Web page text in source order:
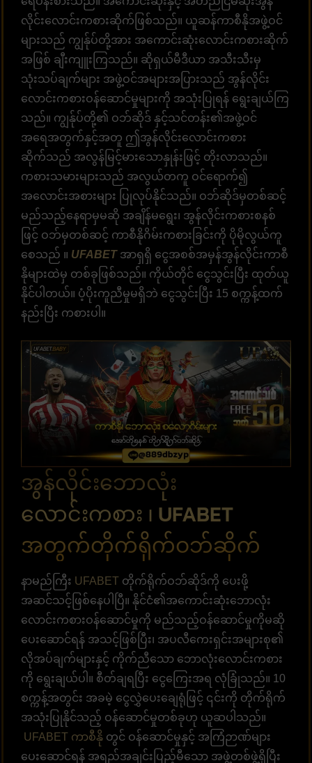
လိုင်းလောင်းကစားဆိုက်ဖြစ်သည်။ ယူဆန်ကာစီနိုအဖွဲ့ဝင်
များသည် ကျွန်ုပ်တို့အား အကောင်းဆုံးလောင်းကစားဆိုက်
အဖြစ် ချီးကျူးကြသည်။ ဆိုရှယ်မီဒီယာ အသီးသီးမှ
သုံးသပ်ချက်များ အဖွဲ့ဝင်အများအပြားသည် အွန်လိုင်း
လောင်းကစားဝန်ဆောင်မှုများကို အသုံးပြုရန် ရွေးချယ်ကြ
သည်။ ကျွန်ုပ်တို့၏ ဝဘ်ဆိုဒ် နှင့်သင်တန်း၏အဖွဲ့ဝင်
အရေအတွက်နှင့်အတူ ဤအွန်လိုင်းလောင်းကစား
ဆိုက်သည် အလွန်မြင့်မားသောနှုန်းဖြင့် တိုးလာသည်။
ကစားသမားများသည် အလွယ်တကူ ဝင်ရောက်၍
အလောင်းအစားများ ပြုလုပ်နိုင်သည်။ ဝဘ်ဆိုဒ်မှတစ်ဆင့်
မည်သည့်နေရာမှမဆို အချိန်မရွေး၊ အွန်လိုင်းကစားစနစ်
ဖြင့် ဝဘ်မှတစ်ဆင့် ကာစီနိုဂိမ်းကစားခြင်းကို ပိုမိုလွယ်ကူ
စေသည် ။ UFABETအာရှရှိ ငွေအစစ်အမှန်အွန်လိုင်းကာစီ
နိုများထဲမှ တစ်ခုဖြစ်သည်။ ကိုယ်တိုင် ငွေသွင်းပြီး ထုတ်ယူ
နိုင်ပါတယ်။ ပံ့ပိုးကူညီမှုမရှိဘဲ ငွေသွင်းပြီး 15 စက္ကန့်ထက်
နည်းပြီး ကစားပါ။
အွန်လိုင်းဘောလုံး
လောင်းကစား ၊ UFABET
အတွက်တိုက်ရိုက်ဝဘ်ဆိုက်
နာမည်ကြီး UFABET တိုက်ရိုက်ဝဘ်ဆိုဒ်ကို ပေးဖို့
အဆင်သင့်ဖြစ်နေပါပြီ။ နိုင်ငံ၏အကောင်းဆုံးဘောလုံး
လောင်းကစားဝန်ဆောင်မှုကို မည်သည့်ဝန်ဆောင်မှုကိုမဆို
ပေးဆောင်ရန် အသင့်ဖြစ်ပြီး၊ အပလီကေးရှင်းအများစု၏
လိုအပ်ချက်များနှင့် ကိုက်ညီသော ဘောလုံးလောင်းကစား
ကို ရွေးချယ်ပါ။ စီတ်ချရပြီး ငွေကြေးအရ လုံခြုံသည်။ 10
စက္ကန့်အတွင်း အခမဲ့ ငွေလွှဲပေးချေရုံဖြင့် ၎င်းကို တိုက်ရိုက်
အသုံးပြုနိုင်သည့် ဝန်ဆောင်မှုတစ်ခုဟု ယူဆပါသည်။
UFABET ကာစီနို တွင် ဝန်ဆောင်မှုနှင့် အကြံဉာဏ်များ
ပေးဆောင်ရန် အရည်အချင်းပြည့်မီသော အဖွဲ့တစ်ဖွဲ့ရှိပြီး